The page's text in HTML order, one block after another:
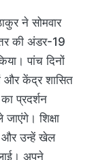
ने सोमवार
की अंडर-19
पांच दिनों
और केंद्र शासित
प्रदर्शन
शिक्षा
और उन्हें खेल
अपने